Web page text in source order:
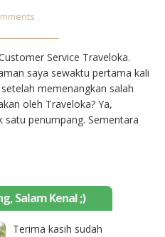
Service Traveloka.
saya sewaktu pertama kali
memenangkan salah
oleh Traveloka? Ya,
satu penumpang. Sementara
bersama si kecil. Itu
sendiri agar bisa ikut
Salam Kenal ;)
Terima kasih sudah